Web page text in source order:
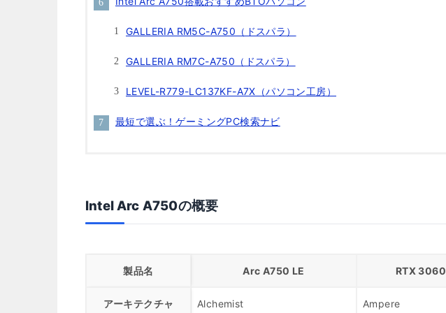
GALLERIA RM5C-A750（ドスパラ）
GALLERIA RM7C-A750（ドスパラ）
LEVEL-R779-LC137KF-A7X（パソコン工房）
最短で選ぶ！ゲーミングPC検索ナビ
Intel Arc A750の概要
製品名 Arc A750 LE RTX 3060
アーキテクチャ Alchemist Ampere